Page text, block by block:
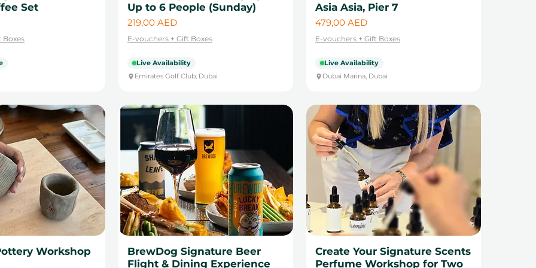
Set
Boxes
Up to 6 People (Sunday)
Цена
219,00 AED
E-vouchers + Gift Boxes
Live Availability
Emirates Golf Club, Dubai
Asia Asia, Pier 7
Цена
479,00 AED
E-vouchers + Gift Boxes
Live Availability
Dubai Marina, Dubai
Workshop
BrewDog Signature Beer
Flight & Dining Experience
Create Your Signature Scents
Perfume Workshop for Two